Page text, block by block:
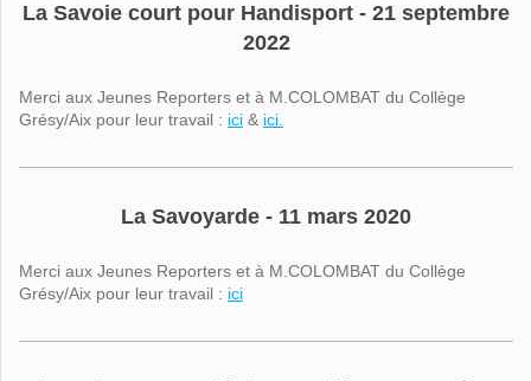
La Savoie court pour Handisport - 21 septembre
2022
Merci aux Jeunes Reporters et à M.COLOMBAT du Collège
Grésy/Aix pour leur travail : ici & ici.
La Savoyarde - 11 mars 2020
Merci aux Jeunes Reporters et à M.COLOMBAT du Collège
Grésy/Aix pour leur travail : ici